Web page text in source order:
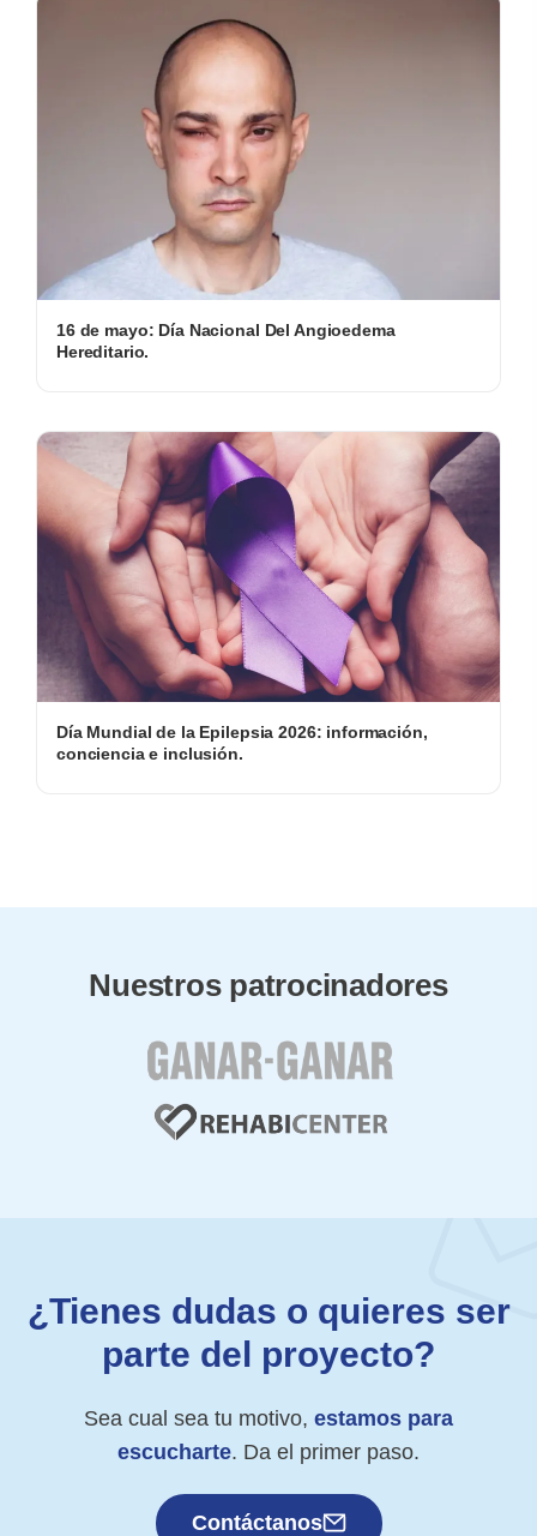
16 de mayo: Día Nacional Del Angioedema
Hereditario.
Día Mundial de la Epilepsia 2026: información,
conciencia e inclusión.
Nuestros patrocinadores
¿Tienes dudas o quieres ser
parte del proyecto?
Sea cual sea tu motivo, estamos para
escucharte. Da el primer paso.
Contáctanos